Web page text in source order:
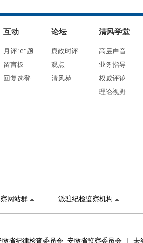
互动
月评"e"题
留言板
回复选登
论坛
廉政时评
观点
清风苑
清风学堂
高层声音
业务指导
权威评论
理论视野
网站群 派驻纪检监察机构
省纪律检查委员会 安徽省监察委员会 | 未